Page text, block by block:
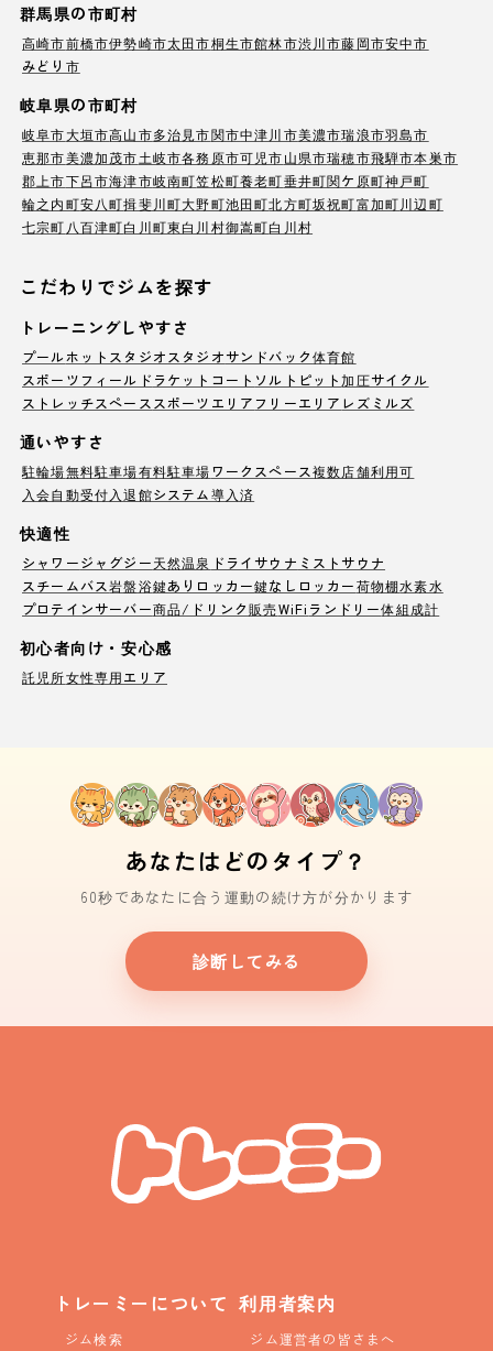
群馬県の市町村
高崎市前橋市伊勢崎市太田市桐生市館林市渋川市藤岡市安中市
みどり市
岐阜県の市町村
岐阜市大垣市高山市多治見市関市中津川市美濃市瑞浪市羽島市
恵那市美濃加茂市土岐市各務原市可児市山県市瑞穂市飛騨市本巣市
郡上市下呂市海津市岐南町笠松町養老町垂井町関ケ原町神戸町
輪之内町安八町揖斐川町大野町池田町北方町坂祝町富加町川辺町
七宗町 八百津町白川町東白川村御嵩町白川村
こだわりでジムを探す
トレーニングしやすさ
プールホットスタジオ スタジオサンドバック体育館
スポーツフィールド ラケットコート ソルトピット加圧サイクル
ストレッチスペース スポーツエリア フリーエリア レズミルズ
通いやすさ
駐輪場無料駐車場有料駐車場ワークスペース複数店舗利用可
入会自動受付 入退館システム導入済
快適性
シャワージャグジー天然温泉 ドライサウナ ミストサウナ
スチームバス岩盤浴鍵ありロッカー鍵なしロッカー荷物棚水素水
プロテインサーバー商品/ドリンク販売WiFi ランドリー体組成計
初心者向け・安心感
託児所女性専用エリア
あなたはどのタイプ？
60秒であなたに合う運動の続け方が分かります
診断してみる
トレーミーについて
ジム検索
利用者案内
ジム運営者の皆さまへ